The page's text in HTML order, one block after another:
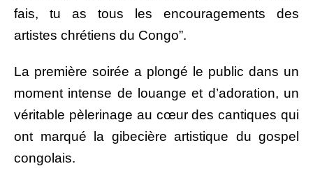
fais, tu as tous les encouragements des
artistes chrétiens du Congo”.
La première soirée a plongé le public dans un
moment intense de louange et d’adoration, un
véritable pèlerinage au cœur des cantiques qui
ont marqué la gibecière artistique du gospel
congolais.